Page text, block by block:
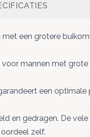
een grotere
mannen met
een
en gedragen. De
zelf.